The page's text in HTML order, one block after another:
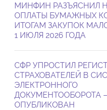
МИНФИН РАЗЪЯСНИЛ
ОПЛАТЫ БУМАЖНЫХ
ИТОГАМ ЗАКУПОК
1 ИЮЛЯ 2026 ГОДА
СФР УПРОСТИЛ
СТРАХОВАТЕЛЕЙ В
ЭЛЕКТРОННОГО
ДОКУМЕНТООБОРОТА
ОПУБЛИКОВАН